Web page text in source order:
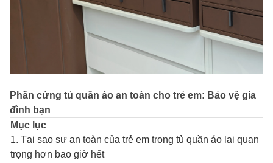
Phần cứng tủ quần áo an toàn cho trẻ em: Bảo vệ gia
đình bạn
Mục lục
1. Tại sao sự an toàn của trẻ em trong tủ quần áo lại quan
trọng hơn bao giờ hết